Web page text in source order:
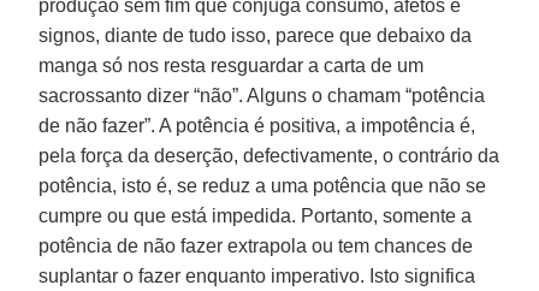
produção sem fim que conjuga consumo, afetos e
signos, diante de tudo isso, parece que debaixo da
manga só nos resta resguardar a carta de um
sacrossanto dizer “não”. Alguns o chamam “potência
de não fazer”. A potência é positiva, a impotência é,
pela força da deserção, defectivamente, o contrário da
potência, isto é, se reduz a uma potência que não se
cumpre ou que está impedida. Portanto, somente a
potência de não fazer extrapola ou tem chances de
suplantar o fazer enquanto imperativo. Isto significa